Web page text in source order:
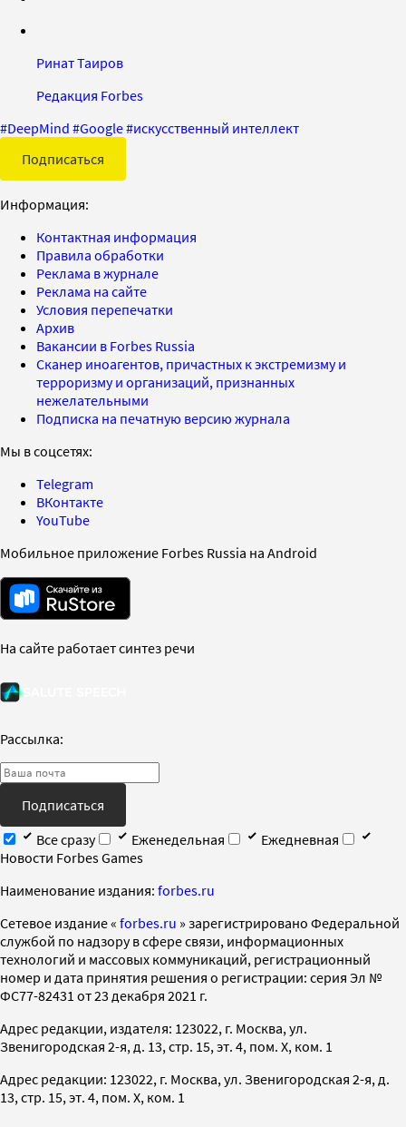
Ринат Таиров
Редакция Forbes
#DeepMind #Google#искусственный интеллект
Подписаться
Информация:
Контактная информация
Правила обработки
Реклама в журнале
Реклама на сайте
Условия перепечатки
Архив
Вакансии в Forbes Russia
Сканер иноагентов, причастных к экстремизму и
терроризму и организаций, признанных
нежелательными
Подписка на печатную версию журнала
Мы в соцсетях:
Telegram
ВКонтакте
YouTube
Мобильное приложение Forbes Russia на Android
На сайте работает синтез речи
Рассылка:
Подписаться
Все сразу
Еженедельная
Ежедневная
Новости Forbes Games
Наименование издания: forbes.ru
Cетевое издание « forbes.ru » зарегистрировано Федеральной
службой по надзору в сфере связи, информационных
технологий и массовых коммуникаций, регистрационный
номер и дата принятия решения о регистрации: серия Эл №
ФС77-82431 от 23 декабря 2021 г.
Адрес редакции, издателя: 123022, г. Москва, ул.
Звенигородская 2-я, д. 13, стр. 15, эт. 4, пом. X, ком. 1
Адрес редакции: 123022, г. Москва, ул. Звенигородская 2-я, д.
13, стр. 15, эт. 4, пом. X, ком. 1